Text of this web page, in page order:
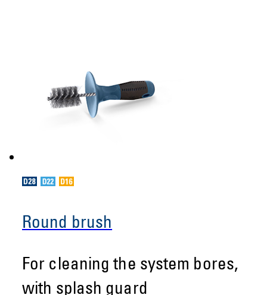
Round brush
For cleaning the system bores,
with splash guard